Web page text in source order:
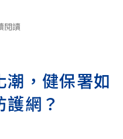
閱讀
，健保署如
網？